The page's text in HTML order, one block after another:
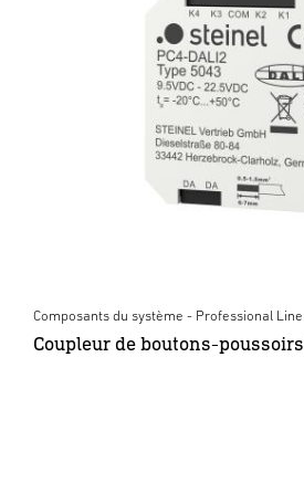
Composants du système - Professional Line
Coupleur de boutons-